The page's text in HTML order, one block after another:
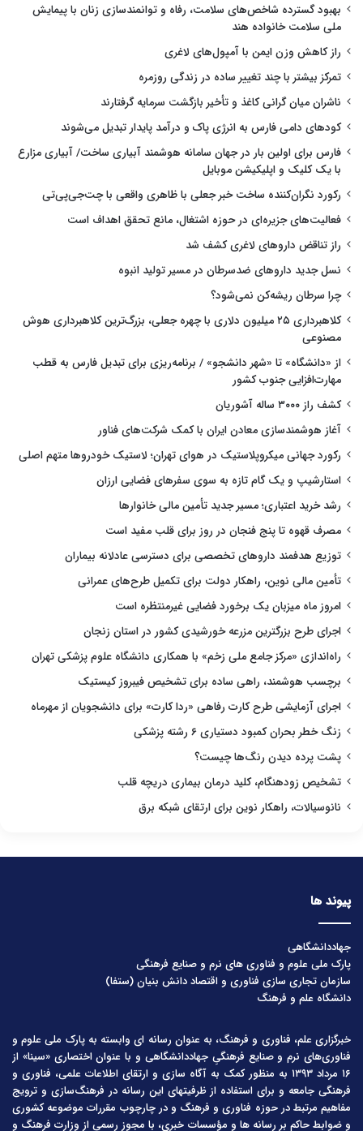
بهبود گسترده شاخص‌های سلامت، رفاه و توانمندسازی زنان با پیمایش
ملی سلامت خانواده هند
راز کاهش وزن ایمن با آمپول‌های لاغری
تمرکز بیشتر با چند تغییر ساده در زندگی روزمره
ناشران میان گرانی کاغذ و تأخیر بازگشت سرمایه گرفتارند
کودهای دامی فارس به انرژی پاک و درآمد پایدار تبدیل می‌شوند
فارس برای اولین بار در جهان سامانه هوشمند آبیاری ساخت/ آبیاری مزارع
با یک کلیک و اپلیکیشن موبایل
رکورد نگران‌کننده ساخت خبر جعلی با ظاهری واقعی با چت‌جی‌پی‌تی
فعالیت‌های جزیره‌ای در حوزه اشتغال، مانع تحقق اهداف است
راز تناقض داروهای لاغری کشف شد
نسل جدید داروهای ضدسرطان در مسیر تولید انبوه
چرا سرطان ریشه‌کن نمی‌شود؟
کلاهبرداری ۲۵ میلیون دلاری با چهره جعلی، بزرگ‌ترین کلاهبرداری هوش
مصنوعی
از «دانشگاه» تا «شهر دانشجو» / برنامه‌ریزی برای تبدیل فارس به قطب
مهارت‌افزایی جنوب کشور
کشف راز ۳۰۰۰ ساله آشوریان
آغاز هوشمندسازی معادن ایران با کمک شرکت‌های فناور
رکورد جهانی میکروپلاستیک در هوای تهران؛ لاستیک خودروها متهم اصلی
استارشیپ و یک گام تازه به سوی سفرهای فضایی ارزان
رشد خرید اعتباری؛ مسیر جدید تأمین مالی خانوارها
مصرف قهوه تا پنج فنجان در روز برای قلب مفید است
توزیع هدفمند داروهای تخصصی برای دسترسی عادلانه بیماران
تأمین مالی نوین، راهکار دولت برای تکمیل طرح‌های عمرانی
امروز ماه میزبان یک برخورد فضایی غیرمنتظره است
اجرای طرح بزرگترین مزرعه خورشیدی کشور در استان زنجان
راه‌اندازی «مرکز جامع ملی زخم» با همکاری دانشگاه علوم پزشکی تهران
برچسب هوشمند، راهی ساده برای تشخیص فیبروز کیستیک
اجرای آزمایشی طرح کارت رفاهی «ردا کارت» برای دانشجویان از مهرماه
زنگ خطر بحران کمبود دستیاری ۶ رشته پزشکی
پشت پرده دیدن رنگ‌ها چیست؟
تشخیص زودهنگام، کلید درمان بیماری دریچه قلب
نانوسیالات، راهکار نوین برای ارتقای شبکه برق
پیوند ها
جهاددانشگاهی
پارک ملی علوم و فناوری های نرم و صنایع فرهنگی
سازمان تجاری سازی فناوری و اقتصاد دانش بنیان (ستفا)
دانشگاه علم و فرهنگ
خبرگزاری علم، فناوری و فرهنگ، به عنوان رسانه ای وابسته به پارک ملی علوم و
فناوری‌های نرم و صنایع فرهنگیِ جهاددانشگاهی و با عنوان اختصاری «سینا» از
۱۶ مرداد ۱۳۹۳ به منظور کمک به آگاه سازی و ارتقای اطلاعات علمی، فناوری و
فرهنگی جامعه و برای استفاده از ظرفیتهای این رسانه در فرهنگ‌سازی و ترویج
مفاهیم مرتبط در حوزه فناوری و فرهنگ و در چارچوب مقررات موضوعه کشوری
و ضوابط حاکم بر رسانه ها و مؤسسات خبری، با مجوز رسمی از وزارت فرهنگ و